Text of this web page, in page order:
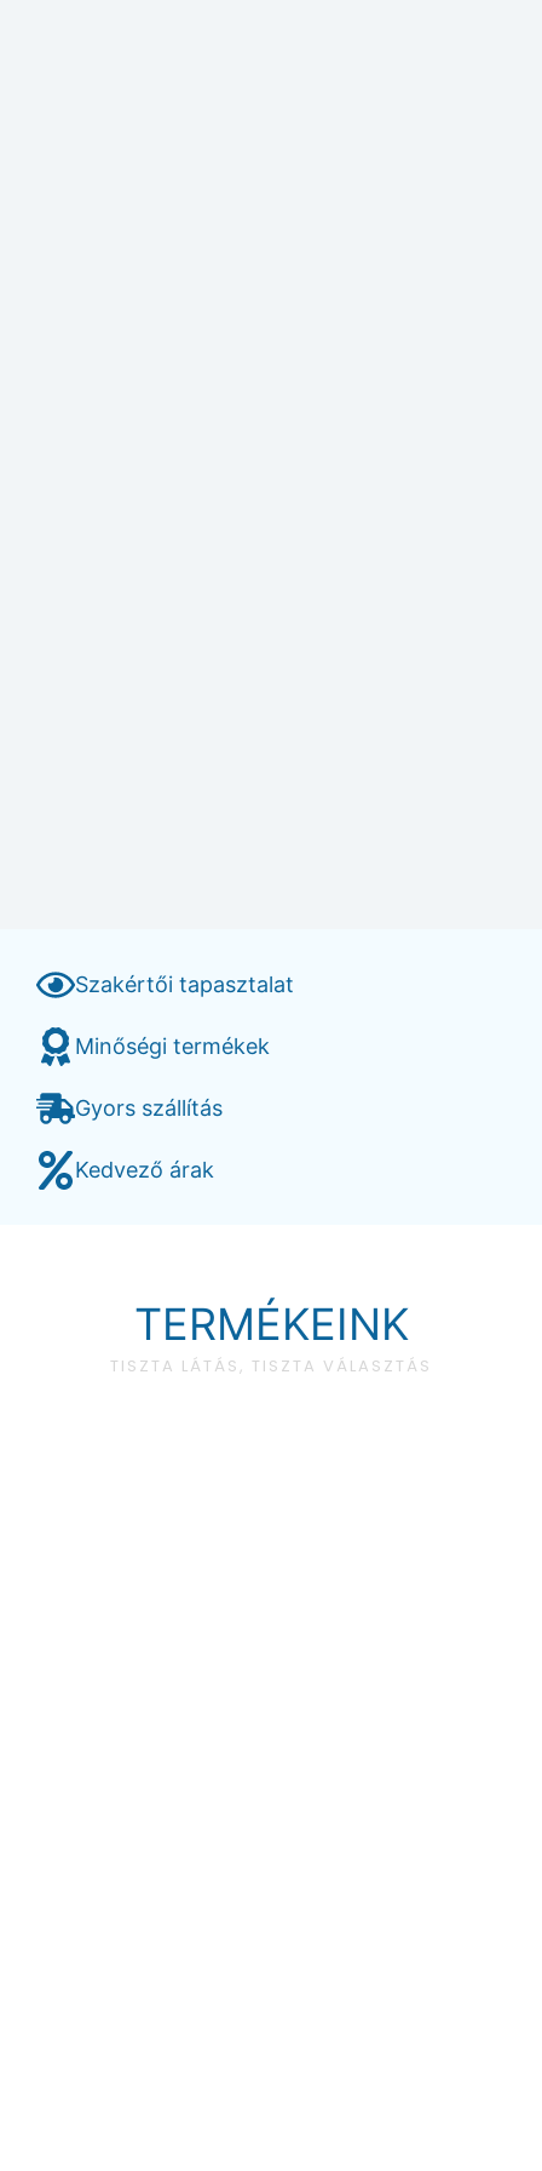
Szakértői tapasztalat
Minőségi termékek
Gyors szállítás
Kedvező árak
TERMÉKEINK
TISZTA LÁTÁS, TISZTA VÁLASZTÁS